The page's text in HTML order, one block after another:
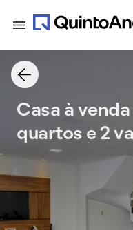
Casa à venda
quartos e 2